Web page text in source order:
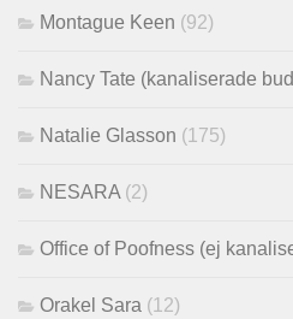
Montague Keen (92)
Nancy Tate (kanaliserade
Natalie Glasson (175)
NESARA (2)
Office of Poofness (ej
Orakel Sara (12)